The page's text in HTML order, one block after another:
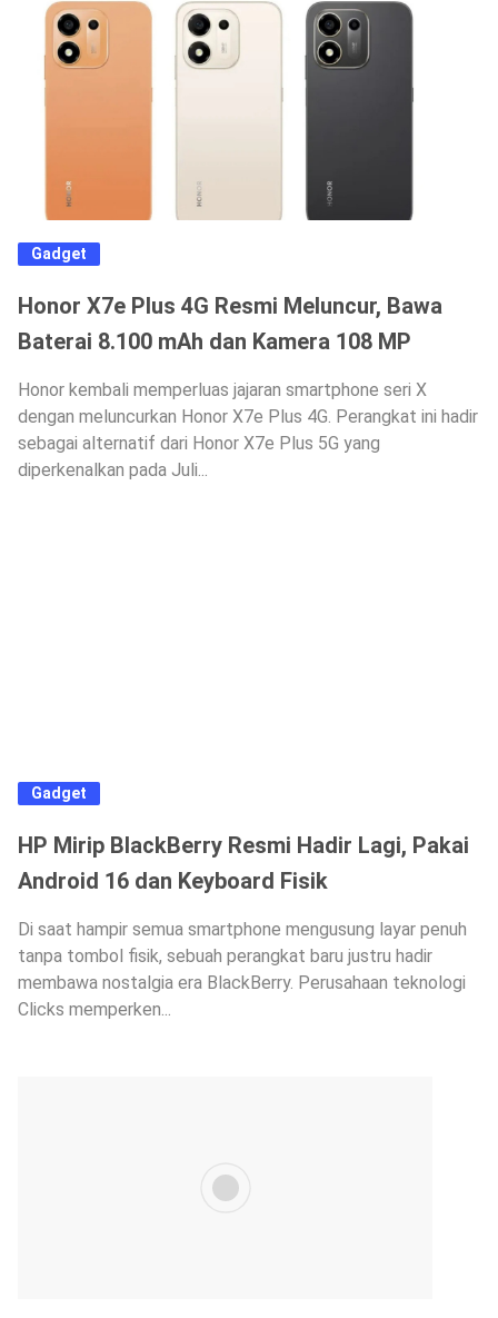
Gadget
Honor X7e Plus 4G Resmi Meluncur, Bawa
Baterai 8.100 mAh dan Kamera 108 MP
Honor kembali memperluas jajaran smartphone seri X
dengan meluncurkan Honor X7e Plus 4G. Perangkat ini hadir
sebagai alternatif dari Honor X7e Plus 5G yang
diperkenalkan pada Juli...
Gadget
HP Mirip BlackBerry Resmi Hadir Lagi, Pakai
Android 16 dan Keyboard Fisik
Di saat hampir semua smartphone mengusung layar penuh
tanpa tombol fisik, sebuah perangkat baru justru hadir
membawa nostalgia era BlackBerry. Perusahaan teknologi
Clicks memperken...